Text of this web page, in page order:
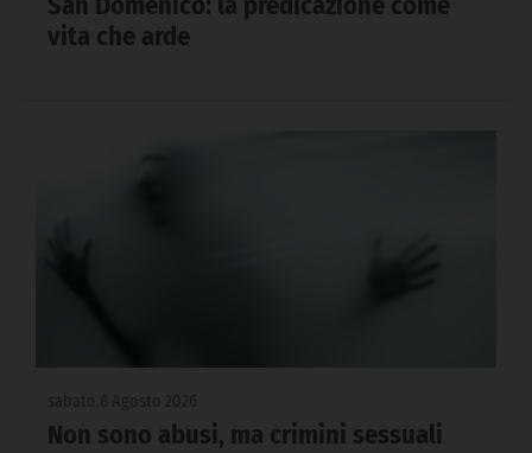
vita che arde
Non sono abusi, ma crimini sessuali